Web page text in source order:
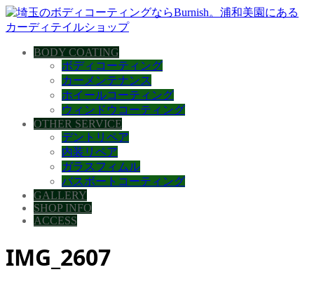
BODY COATING
ボディコーティング
カーメンテナンス
ホイールコーティング
ウィンドウコーティング
OTHER SERVICE
デントリペア
内装リペア
ガラスフィムル
バスボートコーティング
GALLERY
SHOP INFO
ACCESS
IMG_2607